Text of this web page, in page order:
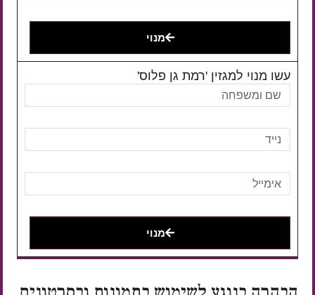
מנוי
עשו מנוי למגזין 'רמת גן פלוס'
מנוי